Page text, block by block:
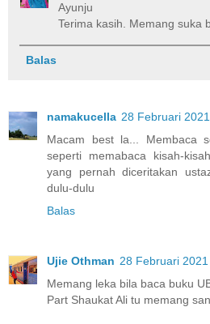
Ayunju
Terima kasih. Memang suka
Balas
namakucella 28 Februari
Macam best la... Membaca
seperti memabaca kisah-
yang pernah diceritakan
dulu-dulu
Balas
Ujie Othman 28 Februari
Memang leka bila baca buku
Part Shaukat Ali tu memang